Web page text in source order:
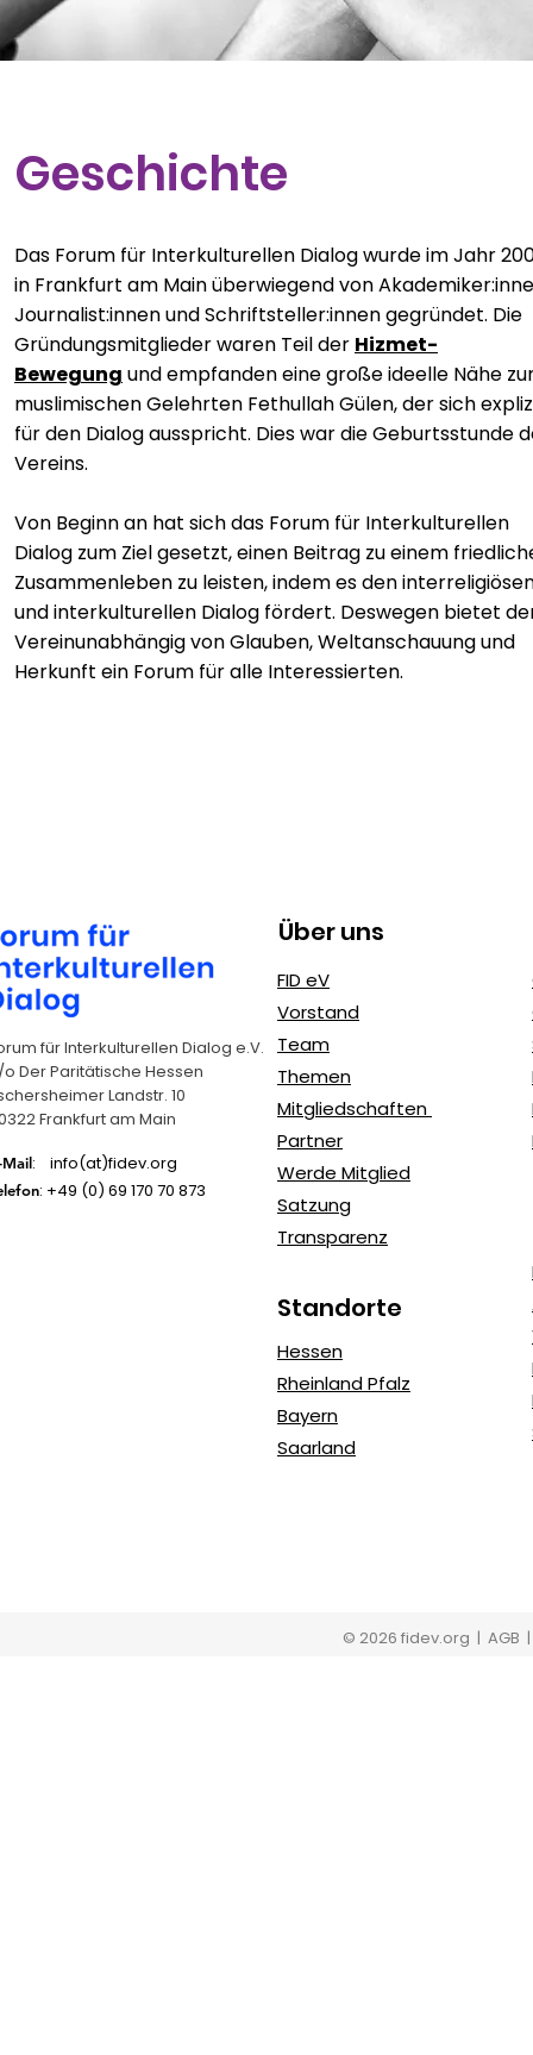
Geschichte
Das Forum für Interkulturellen Dialog wurde im Jahr
in Frankfurt am Main überwiegend von
Journalist:innen und Schriftsteller:innen gegründet. Die
Gründungsmitglieder waren Teil der Hizmet-
Bewegung und empfanden eine große ideelle Nähe
muslimischen Gelehrten Fethullah Gülen, der sich
für den Dialog ausspricht. Dies war die Geburtsstunde
Vereins.
Von Beginn an hat sich das Forum für Interkulturellen
Dialog zum Ziel gesetzt, einen Beitrag zu einem
Zusammenleben zu leisten, indem es den
und interkulturellen Dialog fördert. Deswegen bietet
Vereinunabhängig von Glauben, Weltanschauung und
Herkunft ein Forum für alle Interessierten.
für Interkulturellen Dialog e.V.
Der Paritätische Hessen
Landstr. 10
Frankfurt am Main
Mail: info(at)fidev.org
: +49 (0) 69 170 70 873
Über uns
FID eV
Vorstand
Team
Themen
Mitgliedschaften
Partner
Werde Mitglied
Satzung
Transparenz
Standorte
Hessen
Rheinland Pfalz
Bayern
Saarland
© 2026 fidev.org | AGB